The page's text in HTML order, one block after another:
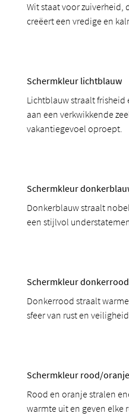
Wit staat voor
creëert een vredige en
Schermkleur lichtblauw
Lichtblauw straalt
aan een verkwikkende
vakantiegevoel oproept.
Schermkleur
Donkerblauw straalt
een stijlvol
Schermkleur donkerrood
Donkerrood straalt
sfeer van rust en
Schermkleur rood/oranje
Rood en oranje stralen
warmte uit en geven elke